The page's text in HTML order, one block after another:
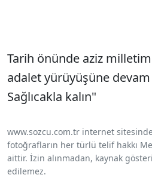
Tarih önünde aziz
adalet yürüyüşüne
Sağlıcakla kalın"
www.sozcu.com.tr internet
fotoğrafların her türlü telif hakkı
aittir. İzin alınmadan, kaynak
edilemez.